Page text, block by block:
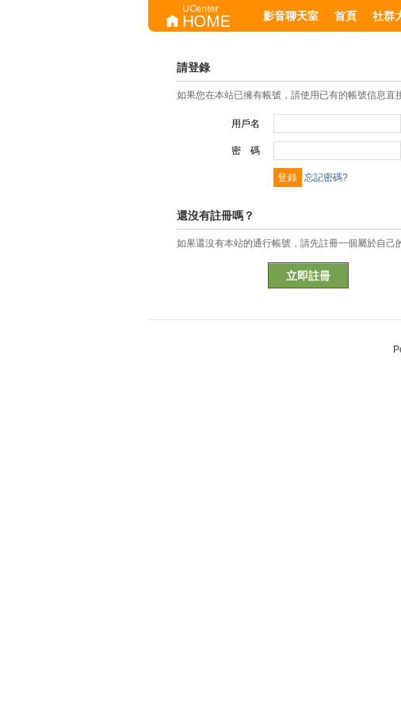
影音聊天室 首頁 社群
請登錄
如果您在本站已擁有帳號，請使用已有的帳號信息直
用戶名
密 碼
忘記密碼?
還沒有註冊嗎？
如果還沒有本站的通行帳號，請先註冊一個屬於自己
立即註冊